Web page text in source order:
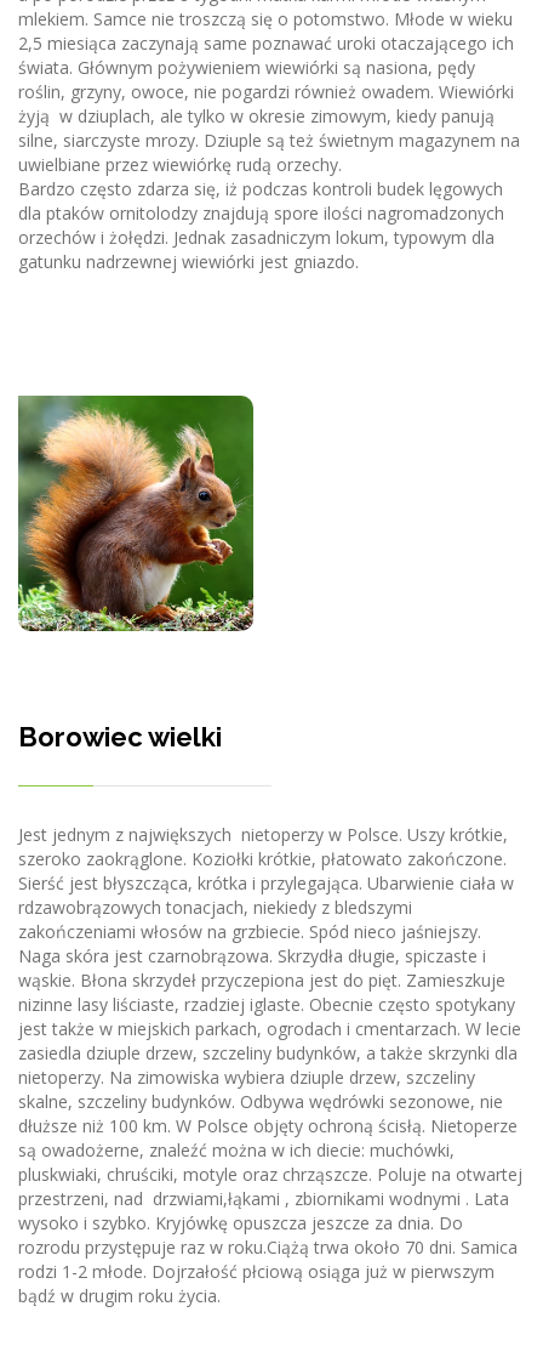
mlekiem. Samce nie troszczą się o potomstwo. Młode w wieku
2,5 miesiąca zaczynają same poznawać uroki otaczającego ich
świata. Głównym pożywieniem wiewiórki są nasiona, pędy
roślin, grzyny, owoce, nie pogardzi również owadem. Wiewiórki
żyją w dziuplach, ale tylko w okresie zimowym, kiedy panują
silne, siarczyste mrozy. Dziuple są też świetnym magazynem na
uwielbiane przez wiewiórkę rudą orzechy.
Bardzo często zdarza się, iż podczas kontroli budek lęgowych
dla ptaków ornitolodzy znajdują spore ilości nagromadzonych
orzechów i żołędzi. Jednak zasadniczym lokum, typowym dla
gatunku nadrzewnej wiewiórki jest gniazdo.
Borowiec wielki
Jest jednym z największych nietoperzy w Polsce. Uszy krótkie,
szeroko zaokrąglone. Koziołki krótkie, płatowato zakończone.
Sierść jest błyszcząca, krótka i przylegająca. Ubarwienie ciała w
rdzawobrązowych tonacjach, niekiedy z bledszymi
zakończeniami włosów na grzbiecie. Spód nieco jaśniejszy.
Naga skóra jest czarnobrązowa. Skrzydła długie, spiczaste i
wąskie. Błona skrzydeł przyczepiona jest do pięt. Zamieszkuje
nizinne lasy liściaste, rzadziej iglaste. Obecnie często spotykany
jest także w miejskich parkach, ogrodach i cmentarzach. W lecie
zasiedla dziuple drzew, szczeliny budynków, a także skrzynki dla
nietoperzy. Na zimowiska wybiera dziuple drzew, szczeliny
skalne, szczeliny budynków. Odbywa wędrówki sezonowe, nie
dłuższe niż 100 km. W Polsce objęty ochroną ścisłą. Nietoperze
są owadożerne, znaleźć można w ich diecie: muchówki,
pluskwiaki, chruściki, motyle oraz chrząszcze. Poluje na otwartej
przestrzeni, nad drzwiami,łąkami , zbiornikami wodnymi . Lata
wysoko i szybko. Kryjówkę opuszcza jeszcze za dnia. Do
rozrodu przystępuje raz w roku.Ciążą trwa około 70 dni. Samica
rodzi 1-2 młode. Dojrzałość płciową osiąga już w pierwszym
bądź w drugim roku życia.